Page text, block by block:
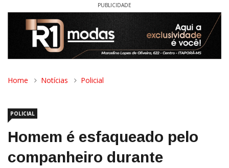
PUBLICIDADE
Home Notícias Policial
POLICIAL
Homem é esfaqueado pelo
companheiro durante